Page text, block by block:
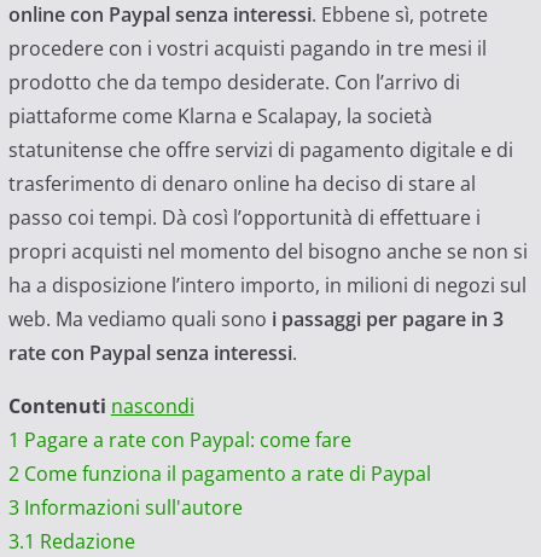
online con Paypal senza interessi. Ebbene sì, potrete
procedere con i vostri acquisti pagando in tre mesi il
prodotto che da tempo desiderate. Con l’arrivo di
piattaforme come Klarna e Scalapay, la società
statunitense che offre servizi di pagamento digitale e di
trasferimento di denaro online ha deciso di stare al
passo coi tempi. Dà così l’opportunità di effettuare i
propri acquisti nel momento del bisogno anche se non si
ha a disposizione l’intero importo, in milioni di negozi sul
web. Ma vediamo quali sono i passaggi per pagare in 3
rate con Paypal senza interessi.
Contenuti nascondi
1 Pagare a rate con Paypal: come fare
2 Come funziona il pagamento a rate di Paypal
3 Informazioni sull'autore
3.1 Redazione